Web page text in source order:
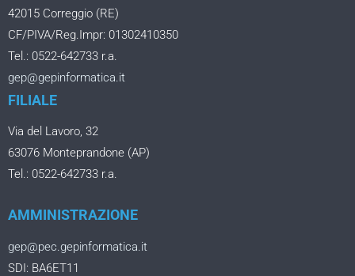
42015 Correggio (RE)
CF/PIVA/Reg.Impr: 01302410350
Tel.: 0522-642733 r.a.
gep@gepinformatica.it
FILIALE
Via del Lavoro, 32
63076 Monteprandone (AP)
Tel.: 0522-642733 r.a.
AMMINISTRAZIONE
gep@pec.gepinformatica.it
SDI: BA6ET11